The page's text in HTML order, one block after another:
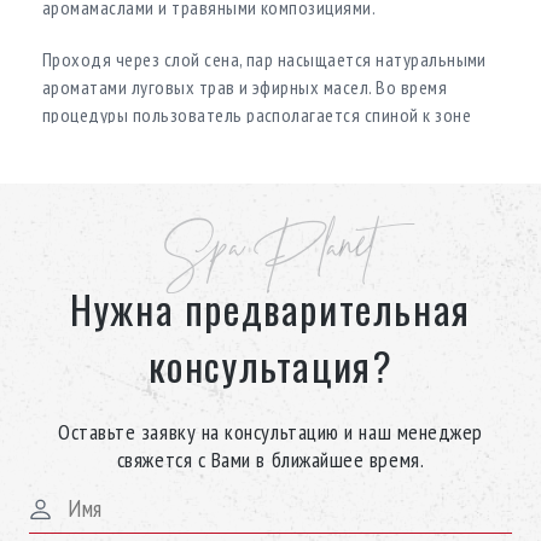
аромамаслами и травяными композициями.
Проходя через слой сена, пар насыщается натуральными
ароматами луговых трав и эфирных масел. Во время
процедуры пользователь располагается спиной к зоне
сенотерапии, создавая более глубокий и осознанный
Интеграция Kraxen расширяет сценарии использования
хамама и делает строительство хамама 3 × 3 м Alps не
просто паровой зоной, а пространством для ритуалов
расслабления, дыхания и восстановления.
Материалы и логика
использования пространства
Spa Planet
Нужна предварительная
консультация?
Оставьте заявку на консультацию и наш менеджер
свяжется с Вами в ближайшее время.